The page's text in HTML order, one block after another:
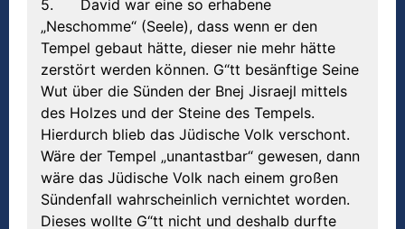
5. David war eine so erhabene
„Neschomme“ (Seele), dass wenn er den
Tempel gebaut hätte, dieser nie mehr hätte
zerstört werden können. G“tt besänftige Seine
Wut über die Sünden der Bnej Jisraejl mittels
des Holzes und der Steine des Tempels.
Hierdurch blieb das Jüdische Volk verschont.
Wäre der Tempel „unantastbar“ gewesen, dann
wäre das Jüdische Volk nach einem großen
Sündenfall wahrscheinlich vernichtet worden.
Dieses wollte G“tt nicht und deshalb durfte